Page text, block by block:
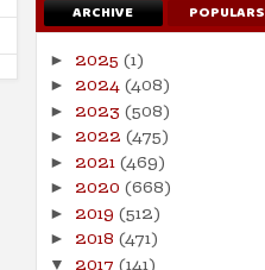
ARCHIVE POPULARS
► 2025 (1)
► 2024(408)
► 2023 (508)
► 2022 (475)
► 2021(469)
► 2020 (668)
► 2019 (512)
► 2018 (471)
▼